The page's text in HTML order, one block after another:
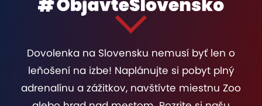
Dovolenka na Slovensku nemusí byť len o
leňošení na izbe! Naplánujte si pobyt plný
adrenalínu a zážitkov, navštívte miestnu Zoo